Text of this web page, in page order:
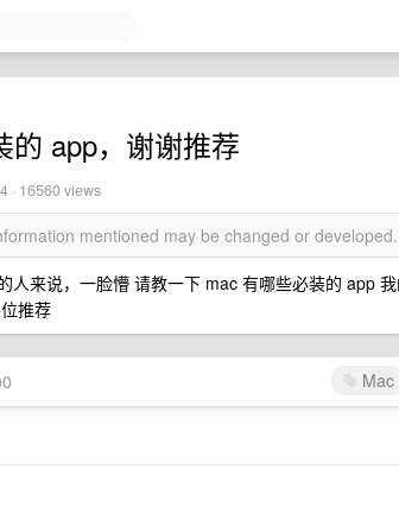
的 app，谢谢推荐
· 16560 views
mentioned may be changed or developed.
人来说，一脸懵 请教一下 mac 有哪些必装的 app
推荐
Mac